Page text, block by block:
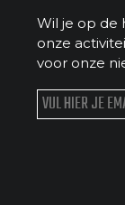
Wil je op de
onze
voor onze